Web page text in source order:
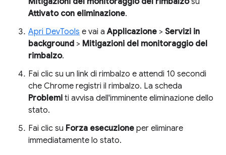
Attivato con eliminazione.
Apri DevTools e vai aApplicazione > Servizi in
background > Mitigazioni del monitoraggio del
rimbalzo.
Fai clic su un link di rimbalzo e attendi 10 secondi
che Chrome registri il rimbalzo. La scheda
Problemi ti avvisa dell'imminente eliminazione dello
stato.
Fai clic su Forza esecuzione per eliminare
immediatamente lo stato.